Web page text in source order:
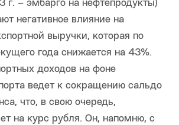
г. – эмбарго на нефтепродукты)
негативное влияние на
выручки, которая по
года снижается на 43%.
доходов на фоне
ведет к сокращению сальдо
что, в свою очередь,
на курс рубля. Он, напомню, с